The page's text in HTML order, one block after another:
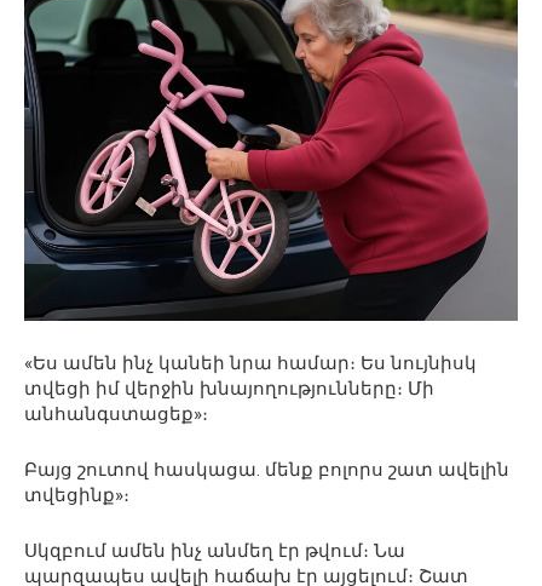
«Ես ամեն ինչ կանեի նրա համար։ Ես նույնիսկ
տվեցի իմ վերջին խնայողությունները։ Մի
անհանգստացեք»։
Բայց շուտով հասկացա. մենք բոլորս շատ ավելին
տվեցինք»։
Սկզբում ամեն ինչ անմեղ էր թվում։ Նա
պարզապես ավելի հաճախ էր այցելում։ Շատ